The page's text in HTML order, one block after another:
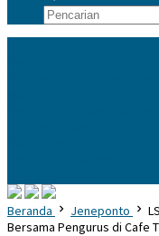
Beranda Jeneponto
Bersama Pengurus di Cafe